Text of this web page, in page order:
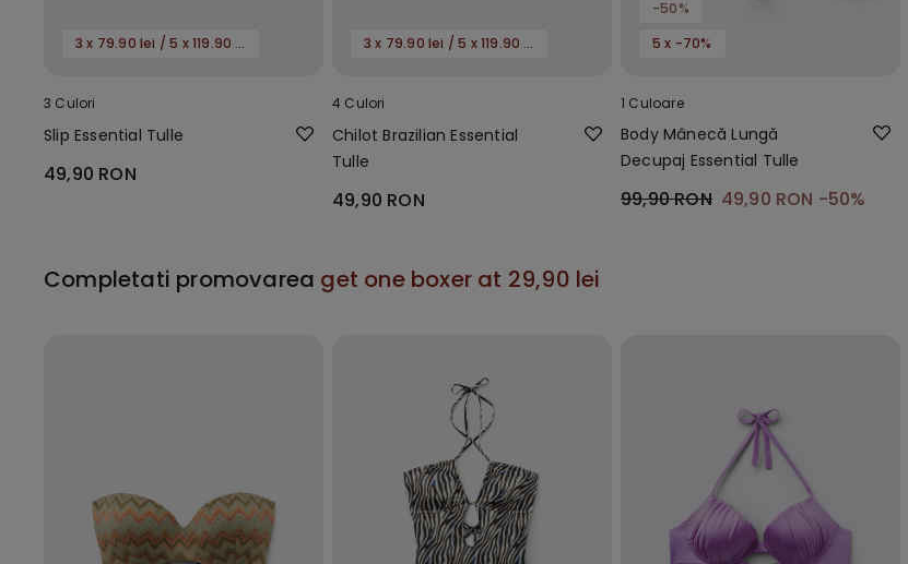
3 x 79.90 lei / 5 x 119.90 lei
3 Culori
Slip Essential Tulle
49,90 RON
3 x 79.90 lei / 5 x 119.90 lei
4 Culori
Chilot Brazilian Essential
Tulle
49,90 RON
-50%
5 x -70%
1 Culoare
Body Mânecă Lungă
Decupaj Essential Tulle
99,90 RON 49,90 RON -50%
Completati promovarea get one boxer at 29,90 lei